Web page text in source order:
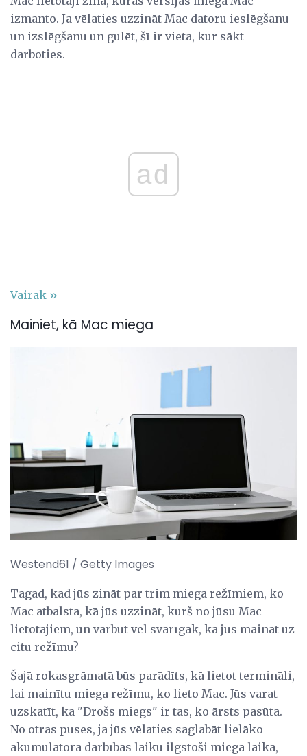
izmanto. Ja vēlaties uzzināt Mac datoru ieslēgšanu
un izslēgšanu un gulēt, šī ir vieta, kur sākt
darboties.
ad
Vairāk »
Mainiet, kā Mac miega
Westend61 / Getty Images
Tagad, kad jūs zināt par trim miega režīmiem, ko
Mac atbalsta, kā jūs uzzināt, kurš no jūsu Mac
lietotājiem, un varbūt vēl svarīgāk, kā jūs maināt uz
citu režīmu?
Šajā rokasgrāmatā būs parādīts, kā lietot termināli,
lai mainītu miega režīmu, ko lieto Mac. Jūs varat
uzskatīt, ka "Drošs miegs" ir tas, ko ārsts pasūta.
No otras puses, ja jūs vēlaties saglabāt lielāko
akumulatora darbības laiku ilgstoši miega laikā,